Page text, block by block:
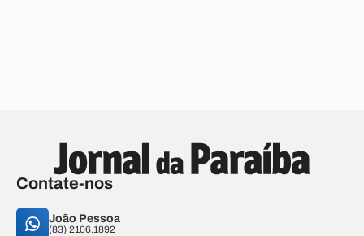
Contate-nos
João Pessoa
(83) 2106.1892